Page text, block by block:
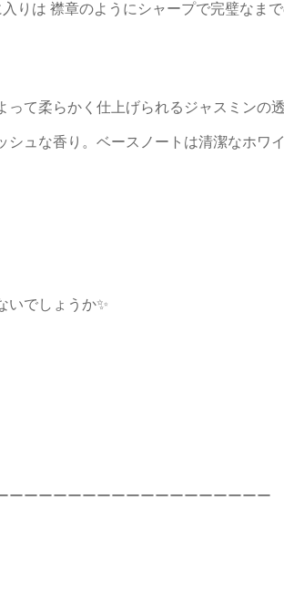
りは 襟章のようにシャープで完璧なま
って柔らかく仕上げられるジャスミンの
シュな香り。ベースノートは清潔なホワ
いでしょうか✨
ーーーーーーーーーーーーーーーーーー